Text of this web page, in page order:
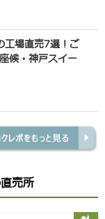
工場直売7選！ご
候・神戸スイー
売所